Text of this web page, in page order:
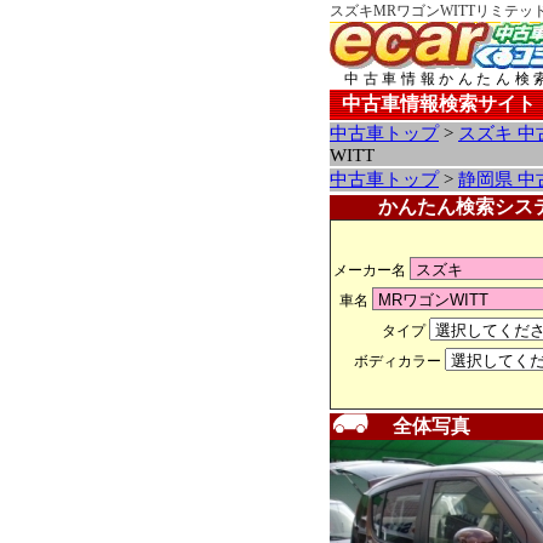
スズキMRワゴンWITTリミテッ
中古車情報かんたん検
中古車情報検索サイト
中古車トップ> スズキ 中
WITT
中古車トップ> 静岡県 中
かんたん検索シス
メーカー名
車名
タイプ
ボディカラー
全体写真